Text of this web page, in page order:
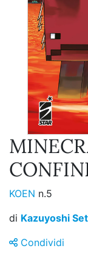
KOEN n.5
di Kazuyoshi
Condividi